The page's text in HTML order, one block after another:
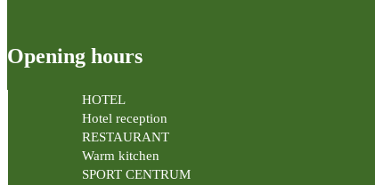
Opening hours
HOTEL
Hotel reception
RESTAURANT
Warm kitchen
SPORT CENTRUM